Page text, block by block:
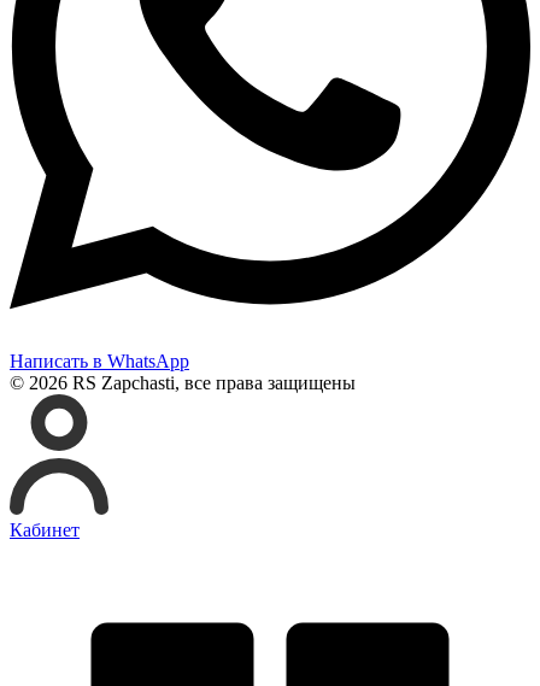
Написать в WhatsApp
© 2026 RS Zapchasti, все права защищены
Кабинет